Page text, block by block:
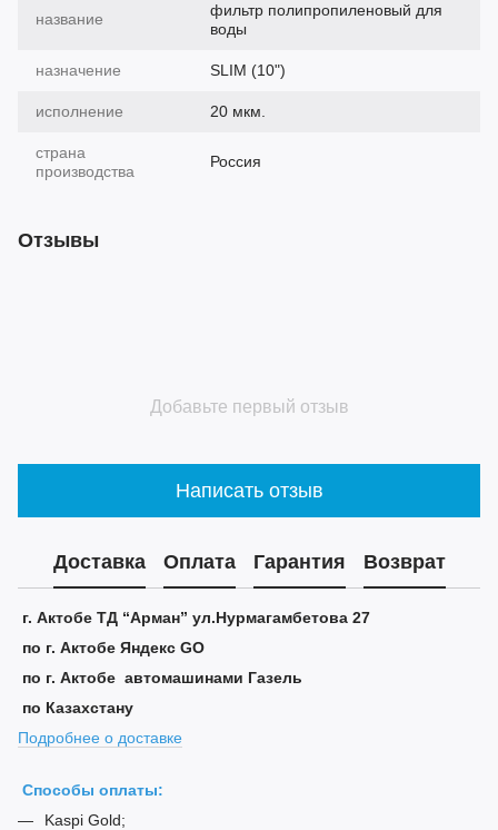
название
фильтр полипропиленовый для
воды
назначение SLIM (10")
исполнение 20 мкм.
страна
производства
Россия
Отзывы
Добавьте первый отзыв
Написать отзыв
Доставка Оплата Гарантия Возврат
г. Актобе ТД “Арман” ул.Нурмагамбетова 27
по г. Актобе Яндекс GO
по г. Актобе автомашинами Газель
по Казахстану
Подробнее о доставке
Способы оплаты:
Kaspi Gold;